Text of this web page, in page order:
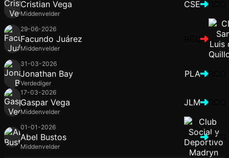
Cristian Vega
Middenvelder
CSE
29-06-2026
Facundo Juárez
Middenvelder
RCO
31-03-2026
Jonathan Bay
Verdediger
PLA
17-03-2026
Gaspar Vega
Middenvelder
JLM
01-01-2026
Abel Bustos
Middenvelder
RCO